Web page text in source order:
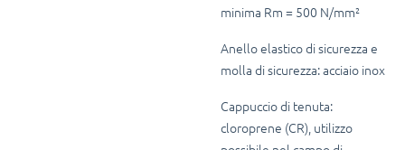
minima Rm = 500 N/mm²
Anello elastico di sicurezza e
molla di sicurezza: acciaio inox
Cappuccio di tenuta:
cloroprene (CR), utilizzo